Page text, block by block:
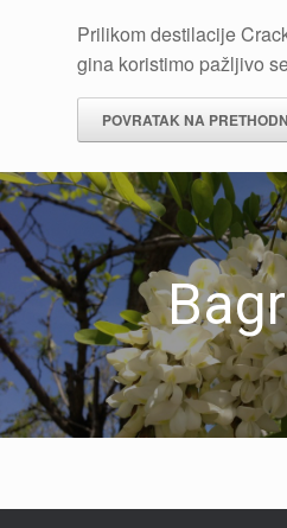
Prilikom destilacije
gina koristimo pažljivo